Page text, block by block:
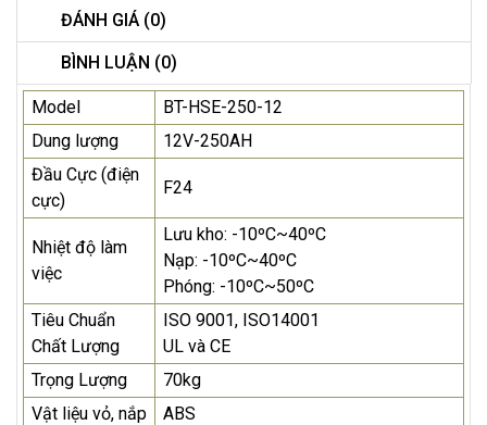
ĐÁNH GIÁ (0)
BÌNH LUẬN (0)
Model
BT-HSE-250-12
Dung lượng
12V-250AH
Đầu Cực (điện
cực)
F24
Nhiệt độ làm
việc
Lưu kho: -10ºC~40ºC
Nạp: -10ºC~40ºC
Phóng: -10ºC~50ºC
Tiêu Chuẩn
Chất Lượng
ISO 9001, ISO14001
UL và CE
Trọng Lượng
70kg
Vật liệu vỏ, nắp
ABS